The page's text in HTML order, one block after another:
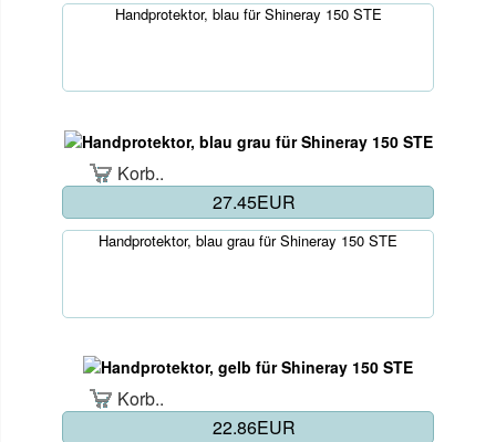
Handprotektor, blau für Shineray 150 STE
Korb..
27.45EUR
Handprotektor, blau grau für Shineray 150 STE
Korb..
22.86EUR